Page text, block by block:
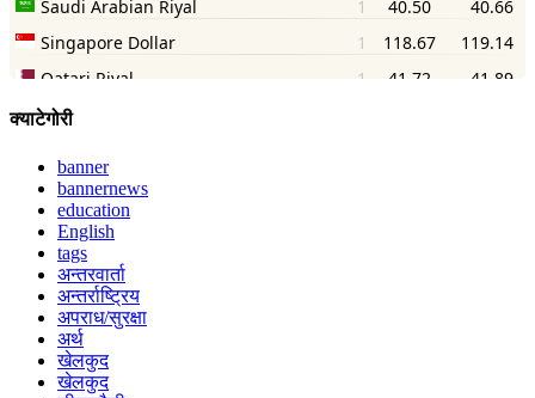
क्याटेगोरी
banner
bannernews
education
English
tags
अन्तरवार्ता
अन्तर्राष्ट्रिय
अपराध/सुरक्षा
अर्थ
खेलकुद
खेलकुद